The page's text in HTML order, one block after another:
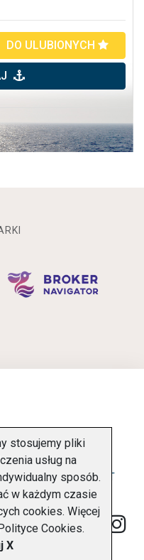
DO ULUBIONYCH
O FIRMIE KONTAKT
Navigator
stosujemy pliki
usług na
sposób.
w każdym czasie
cookies. Więcej
Cookies.
X